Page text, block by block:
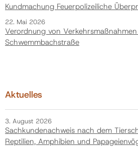
Kundmachung Feuerpolizeiliche
22. Mai 2026
Verordnung von
Schwemmbachstraße
Aktuelles
3. August 2026
Sachkundenachweis nach dem
Reptilien, Amphibien und